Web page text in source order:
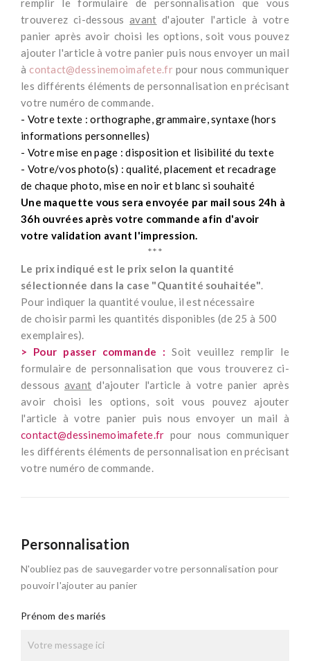
remplir le formulaire de personnalisation que vous
trouverez ci-dessousavant d'ajouter l'article à votre
panier après avoir choisi les options, soit vous pouvez
ajouter l'article à votre panier puis nous envoyer un mail
à contact@dessinemoimafete.frpour nous communiquer
les différents éléments de personnalisation en précisant
votre numéro de commande.
- Votre texte : orthographe, grammaire, syntaxe (hors
informations personnelles)
- Votre mise en page : disposition et lisibilité du texte
- Votre/vos photo(s) : qualité, placement et recadrage
de chaque photo, mise en noir et blanc si souhaité
Une maquette vous sera envoyée par mail sous 24h à
36h ouvrées après votre commande afin d'avoir
votre validation avant l'impression.
***
Le prix indiqué est le prix selon la quantité
sélectionnée dans la case "Quantité souhaitée".
Pour indiquer la quantité voulue, il est nécessaire
de choisir parmi les quantités disponibles (de 25 à 500
exemplaires).
> Pour passer commande : Soit veuillez remplir le
formulaire de personnalisation que vous trouverez ci-
dessous avant d'ajouter l'article à votre panier après
avoir choisi les options, soit vous pouvez ajouter
l'article à votre panier puis nous envoyer un mail à
contact@dessinemoimafete.fr pour nous communiquer
les différents éléments de personnalisation en précisant
votre numéro de commande.
Personnalisation
N'oubliez pas de sauvegarder votre personnalisation pour
pouvoir l'ajouter au panier
Prénom des mariés